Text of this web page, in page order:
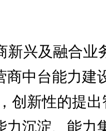
新兴及融合业
商中台能力建
创新性的提
力沉淀、能力